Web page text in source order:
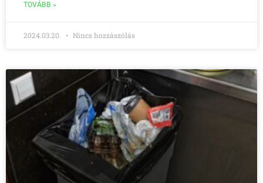
TOVÁBB »
2024.03.20. Nincs hozzászólás